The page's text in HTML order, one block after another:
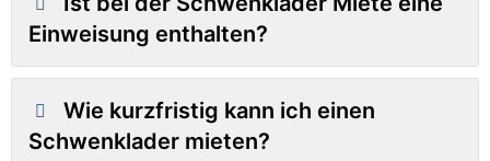
Einweisung enthalten?
Wie kurzfristig kann ich einen
Schwenklader mieten?